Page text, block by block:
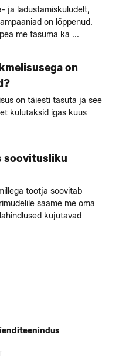
ja ladustamiskuludelt,
on lõppenud.
me tasuma ka ...
on
on täiesti tasuta ja see
kulutaksid igas kuus
soovitusliku
tootja soovitab
saame me oma
kujutavad